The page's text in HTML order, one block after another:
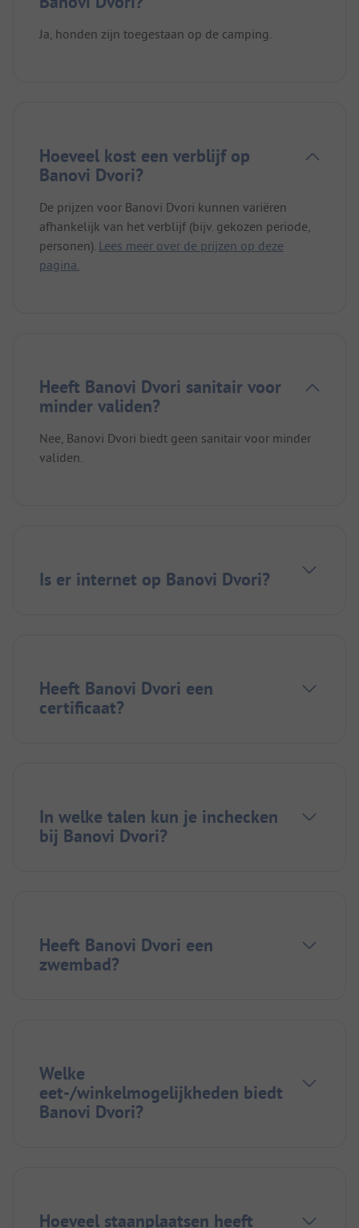
Ja, honden zijn toegestaan op de camping.
Hoeveel kost een verblijf op
Banovi Dvori?
De prijzen voor Banovi Dvori kunnen variëren
afhankelijk van het verblijf (bijv. gekozen periode,
personen). Lees meer over de prijzen op deze
pagina.
Heeft Banovi Dvori sanitair voor
minder validen?
Nee, Banovi Dvori biedt geen sanitair voor minder
validen.
Is er internet op Banovi Dvori?
Heeft Banovi Dvori een
certificaat?
In welke talen kun je inchecken
bij Banovi Dvori?
Heeft Banovi Dvori een
zwembad?
Welke
eet-/winkelmogelijkheden biedt
Banovi Dvori?
Hoeveel staanplaatsen heeft